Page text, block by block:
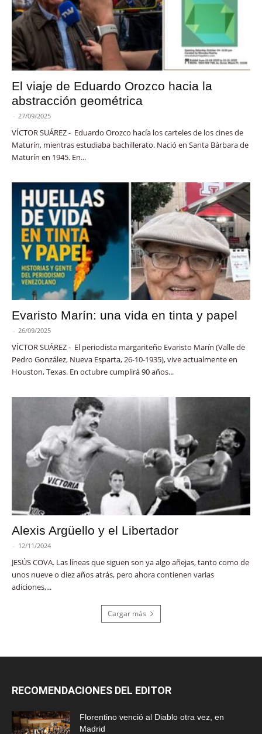
El viaje de Eduardo Orozco hacia la
abstracción geométrica
- 27/09/2025
VÍCTOR SUÁREZ - Eduardo Orozco hacía los carteles de los cines de
Maturín, mientras estudiaba bachillerato. Nació en Santa Bárbara de
Maturín en 1945. En...
Evaristo Marín: una vida en tinta y papel
- 26/09/2025
VÍCTOR SUÁREZ - El periodista margariteño Evaristo Marín (Valle de
Pedro González, Nueva Esparta, 26-10-1935), vive actualmente en
Houston, Texas. En octubre cumplirá 90 años...
Alexis Argüello y el Libertador
- 12/11/2024
JESÚS COVA. Las líneas que siguen son ya algo añejas, tanto como de
unos nueve o diez años atrás, pero ahora contienen varias
adiciones,...
Cargar más
RECOMENDACIONES DEL EDITOR
Florentino venció al Diablo otra vez, en
Madrid